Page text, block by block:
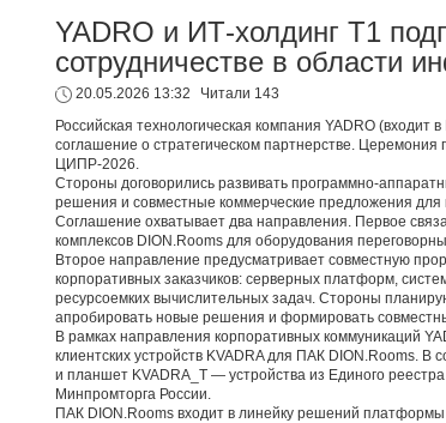
YADRO и ИТ-холдинг Т1
сотрудничестве в области
20.05.2026 13:32
Читали 143
Российская технологическая компания YADRO
соглашение о стратегическом партнерстве.
ЦИПР-2026.
Стороны договорились развивать программно-
решения и совместные коммерческие предложения для
Соглашение охватывает два направления. Первое
комплексов DION.Rooms для оборудования
Второе направление предусматривает совместную
корпоративных заказчиков: серверных платформ,
ресурсоемких вычислительных задач. Стороны
апробировать новые решения и формировать
В рамках направления корпоративных коммуникаций
клиентских устройств KVADRA для ПАК DION.Rooms.
и планшет KVADRA_T — устройства из Единого
Минпромторга России.
ПАК DION.Rooms входит в линейку решений